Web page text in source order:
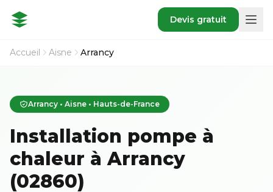
Devis gratuit
Accueil Aisne Arrancy
Arrancy • Aisne • Hauts-de-France
Installation pompe à
chaleur à Arrancy
(02860)